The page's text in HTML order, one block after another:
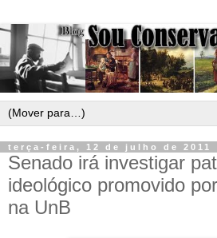
terça-feira, 12 de julho de 2011
Senado irá investigar
ideológico promovido
na UnB